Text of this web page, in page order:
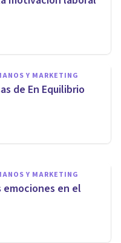
Y MARKETING
de En Equilibrio
causas
Y MARKETING
emociones en el